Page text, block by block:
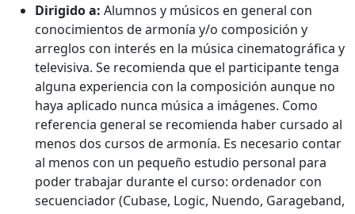
Dirigido a: Alumnos y músicos en general con
conocimientos de armonía y/o composición y
arreglos con interés en la música cinematográfica y
televisiva. Se recomienda que el participante tenga
alguna experiencia con la composición aunque no
haya aplicado nunca música a imágenes. Como
referencia general se recomienda haber cursado al
menos dos cursos de armonía. Es necesario contar
al menos con un pequeño estudio personal para
poder trabajar durante el curso: ordenador con
secuenciador (Cubase, Logic, Nuendo, Garageband,